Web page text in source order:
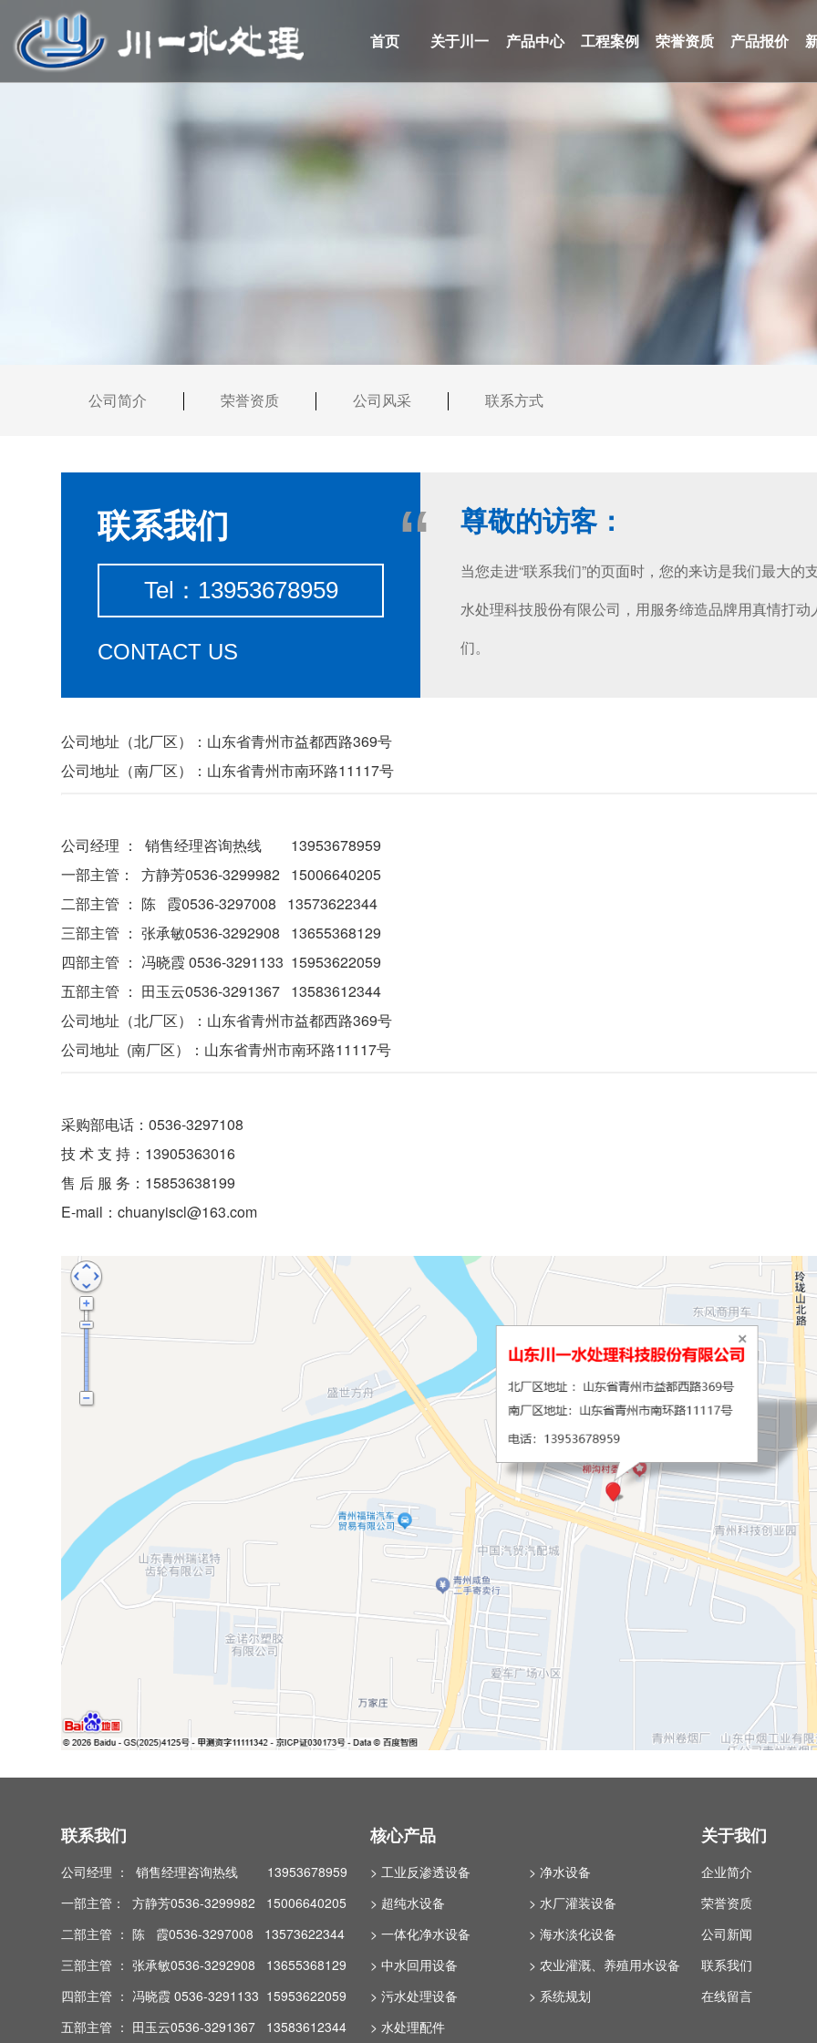
首页 关于川一 产品中心 工程案例 荣誉资质 产品报价
公司简介 荣誉资质 公司风采 联系方式
联系我们
Tel：13953678959
CONTACT US
“ 尊敬的访客：
当您走进“联系我们”的页面时，您的来访是我们最大
水处理科技股份有限公司，用服务缔造品牌用真情打
们。
公司地址（北厂区）：山东省青州市益都西路369号
公司地址（南厂区）：山东省青州市南环路11117号
公司经理 ： 销售经理咨询热线 13953678959
一部主管： 方静芳0536-3299982 15006640205
二部主管 ： 陈 霞0536-3297008 13573622344
三部主管 ： 张承敏0536-3292908 13655368129
四部主管 ： 冯晓霞 0536-3291133 15953622059
五部主管 ： 田玉云0536-3291367 13583612344
公司地址（北厂区）：山东省青州市益都西路369号
公司地址 (南厂区）：山东省青州市南环路11117号
采购部电话：0536-3297108
技 术 支 持：13905363016
售 后 服 务：15853638199
E-mail：chuanyiscl@163.com
联系我们
公司经理 ： 销售经理咨询热线 13953678959
一部主管： 方静芳0536-3299982 15006640205
二部主管 ： 陈 霞0536-3297008 13573622344
三部主管 ： 张承敏0536-3292908 13655368129
四部主管 ： 冯晓霞 0536-3291133 15953622059
五部主管 ： 田玉云0536-3291367 13583612344
核心产品
> 工业反渗透设备
> 净水设备
> 超纯水设备
> 水厂灌装设备
> 一体化净水设备
> 海水淡化设备
> 中水回用设备
> 农业灌溉、养殖用水设备
> 污水处理设备
> 系统规划
> 水处理配件
关于我们
企业简介
荣誉资质
公司新闻
联系我们
在线留言